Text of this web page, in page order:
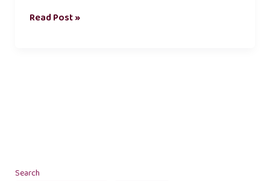
Read Post »
Search